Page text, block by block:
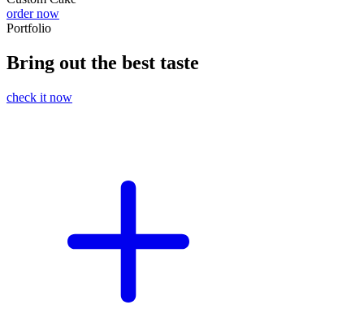
order now
Portfolio
Bring out the best taste
check it now